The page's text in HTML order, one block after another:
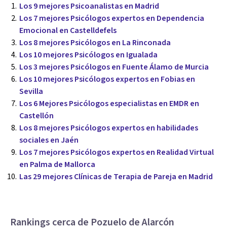
Los 9 mejores Psicoanalistas en Madrid
Los 7 mejores Psicólogos expertos en Dependencia
Emocional en Castelldefels
Los 8 mejores Psicólogos en La Rinconada
Los 10 mejores Psicólogos en Igualada
Los 3 mejores Psicólogos en Fuente Álamo de Murcia
Los 10 mejores Psicólogos expertos en Fobias en
Sevilla
Los 6 Mejores Psicólogos especialistas en EMDR en
Castellón
Los 8 mejores Psicólogos expertos en habilidades
sociales en Jaén
Los 7 mejores Psicólogos expertos en Realidad Virtual
en Palma de Mallorca
Las 29 mejores Clínicas de Terapia de Pareja en Madrid
Rankings cerca de Pozuelo de Alarcón